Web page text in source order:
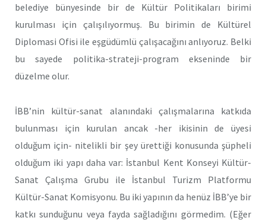
belediye bünyesinde bir de Kültür Politikaları birimi
kurulması için çalışılıyormuş. Bu birimin de Kültürel
Diplomasi Ofisi ile eşgüdümlü çalışacağını anlıyoruz. Belki
bu sayede politika-strateji-program ekseninde bir
düzelme olur.
İBB’nin kültür-sanat alanındaki çalışmalarına katkıda
bulunması için kurulan ancak -her ikisinin de üyesi
olduğum için- nitelikli bir şey ürettiği konusunda şüpheli
olduğum iki yapı daha var: İstanbul Kent Konseyi Kültür-
Sanat Çalışma Grubu ile İstanbul Turizm Platformu
Kültür-Sanat Komisyonu. Bu iki yapının da henüz İBB’ye bir
katkı sunduğunu veya fayda sağladığını görmedim. (Eğer